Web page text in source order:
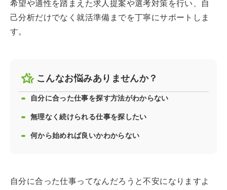
希望や適性を踏まえた求人提案や選考対策を行い、自
己分析だけでなく就活準備までを丁寧にサポートしま
す。
こんなお悩みありませんか？
自分に合った仕事を探す方法がわからない
無理なく続けられる仕事を探したい
何から始めれば良いかわからない
自分に合った仕事ってなんだろうと不安になりますよ